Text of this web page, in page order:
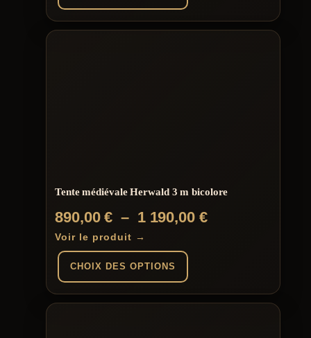
Tente médiévale Herwald 3 m bicolore
890,00€ – 1 190,00 €Plage
à
Voir le produit →
CHOIX DES OPTIONS
produit